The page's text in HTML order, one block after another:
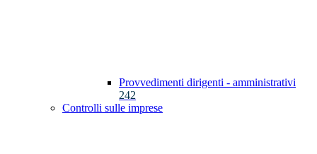
Provvedimenti dirigenti - amministrativi
242
Controlli sulle imprese